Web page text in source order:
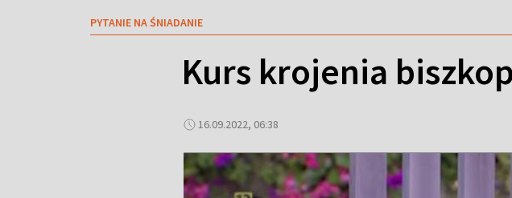
PYTANIE NA ŚNIADANIE
Kurs krojenia
16.09.2022, 06:38